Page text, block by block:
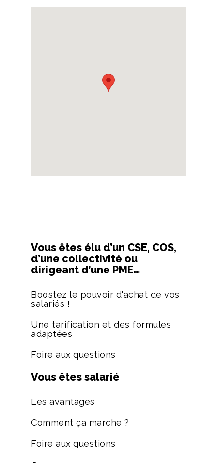
Vous êtes élu d’un CSE, COS,
d’une collectivité ou
dirigeant d’une PME…
Boostez le pouvoir d'achat de vos
salariés !
Une tarification et des formules
adaptées
Foire aux questions
Vous êtes salarié
Les avantages
Comment ça marche ?
Foire aux questions